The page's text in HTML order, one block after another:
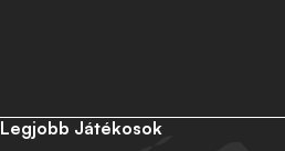
Legjobb Játékosok